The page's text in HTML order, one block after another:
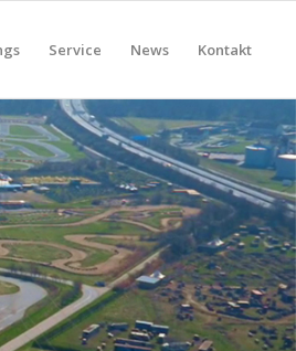
Service News Kontakt